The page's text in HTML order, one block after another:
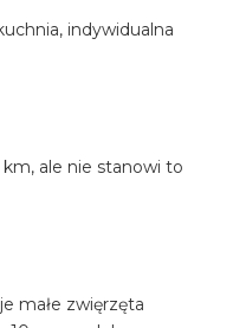
indywidualna
km, ale nie stanowi to
małe zwięrzęta